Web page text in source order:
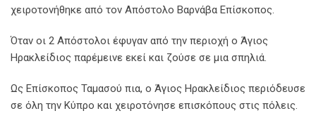
χειροτονήθηκε από τον Απόστολο Βαρνάβα Επίσκοπος.
Όταν οι 2 Απόστολοι έφυγαν από την περιοχή ο Άγιος
Ηρακλείδιος παρέμεινε εκεί και ζούσε σε μια σπηλιά.
Ως Επίσκοπος Ταμασού πια, ο Άγιος Ηρακλείδιος περιόδευσε
σε όλη την Κύπρο και χειροτόνησε επισκόπους στις πόλεις.